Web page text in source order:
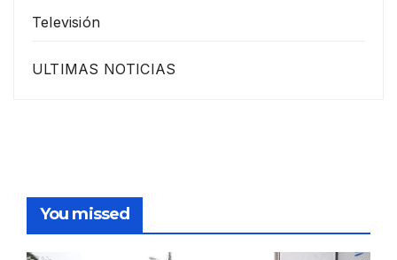
Televisión
ULTIMAS NOTICIAS
You missed